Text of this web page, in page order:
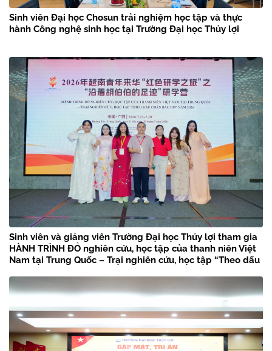
Sinh viên Đại học Chosun trải nghiệm học tập và thực
hành Công nghệ sinh học tại Trường Đại học Thủy lợi
Sinh viên và giảng viên Trường Đại học Thủy lợi tham gia
HÀNH TRÌNH ĐỎ nghiên cứu, học tập của thanh niên Việt
Nam tại Trung Quốc – Trại nghiên cứu, học tập “Theo dấu